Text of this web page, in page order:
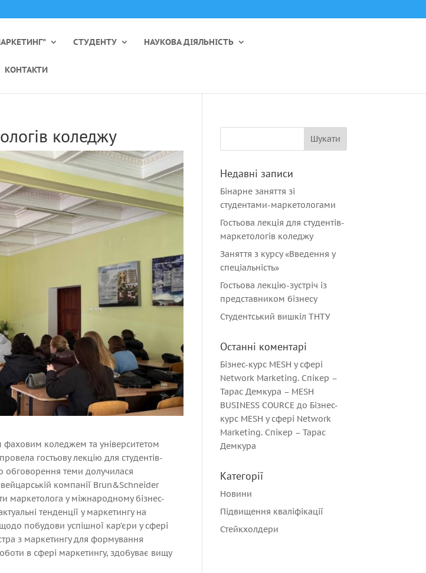
СТУДЕНТУ НАУКОВА ДІЯЛЬНІСТЬ
КОНТАКТИ
коледжу
коледжем та університетом
провела гостьову лекцію для студентів-
обговорення теми долучилася
компанії Brun&Schneider
маркетолога у міжнародному бізнес-
тенденції у маркетингу на
побудови успішної кар’єри у сфері
з маркетингу для формування
в сфері маркетингу, здобуває вищу
Недавні записи
Бінарне заняття зі
студентами-маркетологами
Гостьова лекція для студентів-
маркетологів коледжу
Заняття з курсу «Введення у
спеціальність»
Гостьова лекцію-зустріч із
представником бізнесу
Студентський вишкіл ТНТУ
Останні коментарі
Бізнес-курс MESH у сфері
Network Marketing. Спікер –
Тарас Демкура – MESH
BUSINESS COURCEдо Бізнес-
курс MESH у сфері Network
Marketing. Спікер – Тарас
Демкура
Категорії
Новини
Підвищення кваліфікації
Стейкхолдери